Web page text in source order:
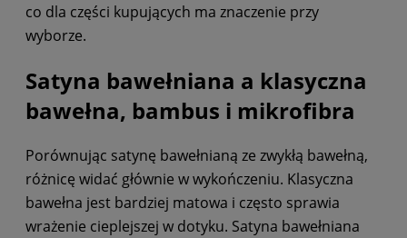
co dla części kupujących ma znaczenie przy
wyborze.
Satyna bawełniana a klasyczna
bawełna, bambus i mikrofibra
Porównując satynę bawełnianą ze zwykłą bawełną,
różnicę widać głównie w wykończeniu. Klasyczna
bawełna jest bardziej matowa i często sprawia
wrażenie cieplejszej w dotyku. Satyna bawełniana